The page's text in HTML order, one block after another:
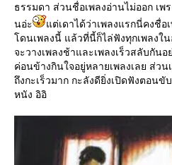
ธรรมดา ส่วนชื่อเพลงอ่านไม่ออก เพ
นอ่ะ
ต่เดาได้ว่าเพลงแรกนี่คงชื่อ
ดนเพลงนี้ แล้วที่นี้ก็ไล่ฟังทุกเพลงใ
จะวางเพลงช้าและเพลงเร็วสลับกัน
ค่อนข้างกินใจอยู่หลายเพลงเลย ส่ว
ถึงกะเร็วมาก กะลังดียิ่งเปิดฟังตอนขั
หนัง อิอิ